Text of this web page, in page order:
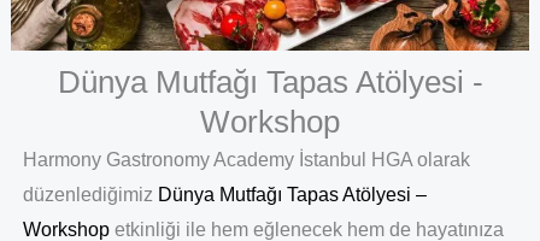
Dünya Mutfağı Tapas Atölyesi -
Workshop
Harmony Gastronomy Academy İstanbul HGA olarak
düzenlediğimiz Dünya Mutfağı Tapas Atölyesi –
Workshopetkinliği ile hem eğlenecek hem de hayatınıza